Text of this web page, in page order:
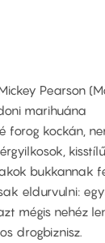
Pearson
marihuána
forog kockán,
kisstílű
bukkannak
eldurvulni:
mégis nehéz
drogbiznisz.